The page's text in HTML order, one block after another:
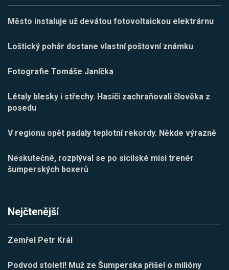
Město instaluje už devátou fotovoltaickou elektrárnu
Loštický pohár dostane vlastní poštovní známku
Fotografie Tomáše Janíčka
Létaly blesky i střechy. Hasiči zachraňovali člověka z
posedu
V regionu opět padaly teplotní rekordy. Někde výrazně
Neskutečné, rozplýval se po sicilské misi trenér
šumperských boxerů
Nejčtenější
Zemřel Petr Král
Podvod století! Muž ze Šumperska přišel o milióny